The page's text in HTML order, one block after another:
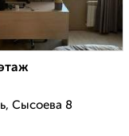
Сысоева 8